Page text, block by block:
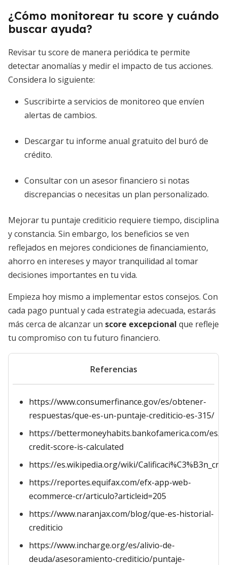
¿Cómo monitorear tu score y cuándo
buscar ayuda?
Revisar tu score de manera periódica te permite
detectar anomalías y medir el impacto de tus acciones.
Considera lo siguiente:
Suscribirte a servicios de monitoreo que envíen
alertas de cambios.
Descargar tu informe anual gratuito del buró de
crédito.
Consultar con un asesor financiero si notas
discrepancias o necesitas un plan personalizado.
Mejorar tu puntaje crediticio requiere tiempo, disciplina
y constancia. Sin embargo, los beneficios se ven
reflejados en mejores condiciones de financiamiento,
ahorro en intereses y mayor tranquilidad al tomar
decisiones importantes en tu vida.
Empieza hoy mismo a implementar estos consejos. Con
cada pago puntual y cada estrategia adecuada, estarás
más cerca de alcanzar un score excepcional que refleje
tu compromiso con tu futuro financiero.
Referencias
https://www.consumerfinance.gov/es/obtener-
respuestas/que-es-un-puntaje-crediticio-es-315/
https://bettermoneyhabits.bankofamerica.com/es/
credit-score-is-calculated
https://es.wikipedia.org/wiki/
https://reportes.equifax.com/efx-app-web-
ecommerce-cr/articulo?articleid=205
https://www.naranjax.com/blog/que-es-historial-
crediticio
https://www.incharge.org/es/alivio-de-
deuda/asesoramiento-crediticio/puntaje-